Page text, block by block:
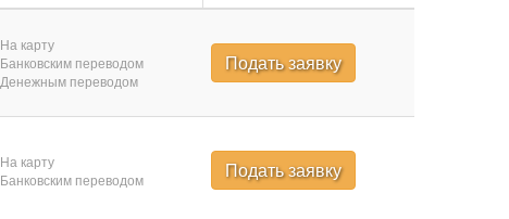
На карту
Банковским переводом
Денежным переводом
Подать заявку
На карту
Банковским переводом
Подать заявку